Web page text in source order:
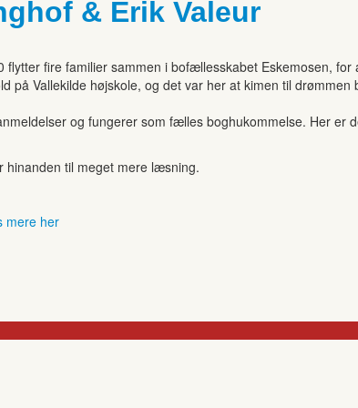
& Erik Valeur
flytter fire familier sammen i bofællesskabet Eskemosen,
på Vallekilde højskole, og det var her at kimen til
og fungerer som fælles boghukommelse. Her er
hinanden til meget mere læsning.
mere her